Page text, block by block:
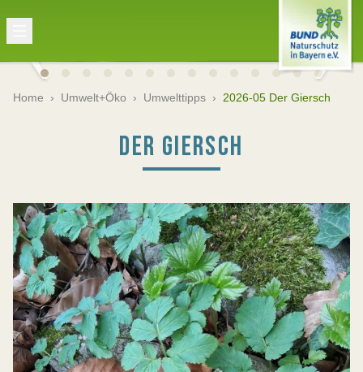
Home › Umwelt+Öko › Umwelttipps › 2026-05 Der Giersch
DER GIERSCH